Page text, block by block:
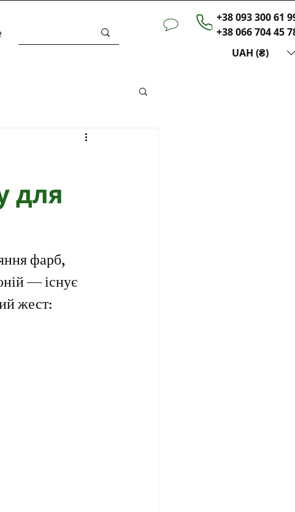
+38 093 300 61
+38 066 704 45
UAH (₴)
для
фарб,
— існує
жест: